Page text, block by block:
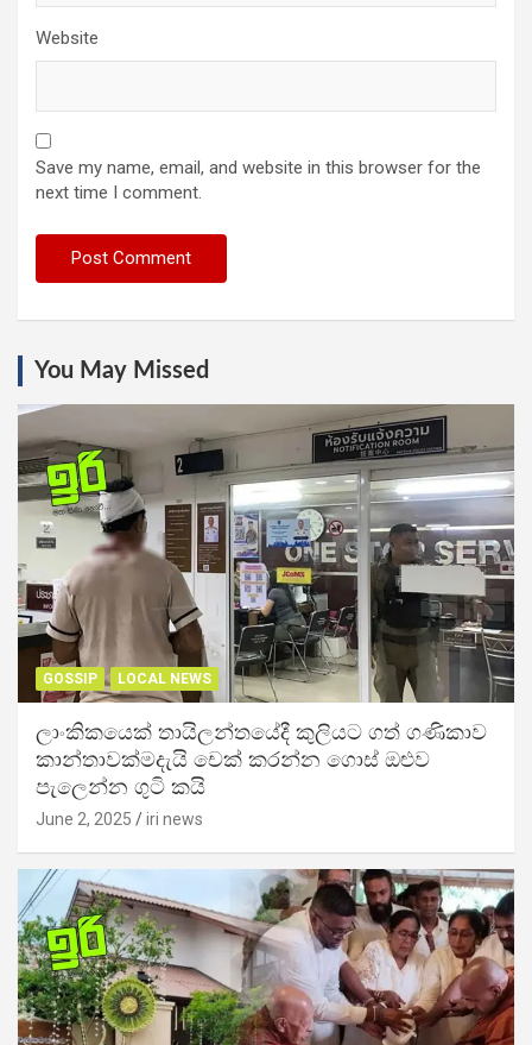
Website
Save my name, email, and website in this browser for the
next time I comment.
You May Missed
GOSSIP LOCAL NEWS
ලාංකිකයෙක් තායිලන්තයේදී කුලියට ගත් ගණිකාව
කාන්තාවක්මදැයි චෙක් කරන්න ගොස් ඔළුව
පැලෙන්න ගුටි කයි
June 2, 2025 iri news